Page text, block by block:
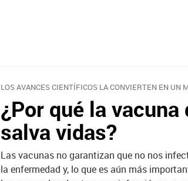
LOS AVANCES CIENTÍFICOS LA CONVIERTEN EN UN
¿Por qué la vacuna
salva vidas?
Las vacunas no garantizan que no nos
la enfermedad y, lo que es aún más